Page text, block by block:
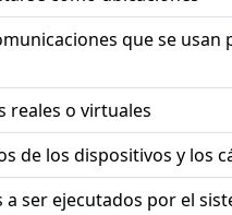
que se
reales o virtuales
de los dispositivos y los
a ser ejecutados por el